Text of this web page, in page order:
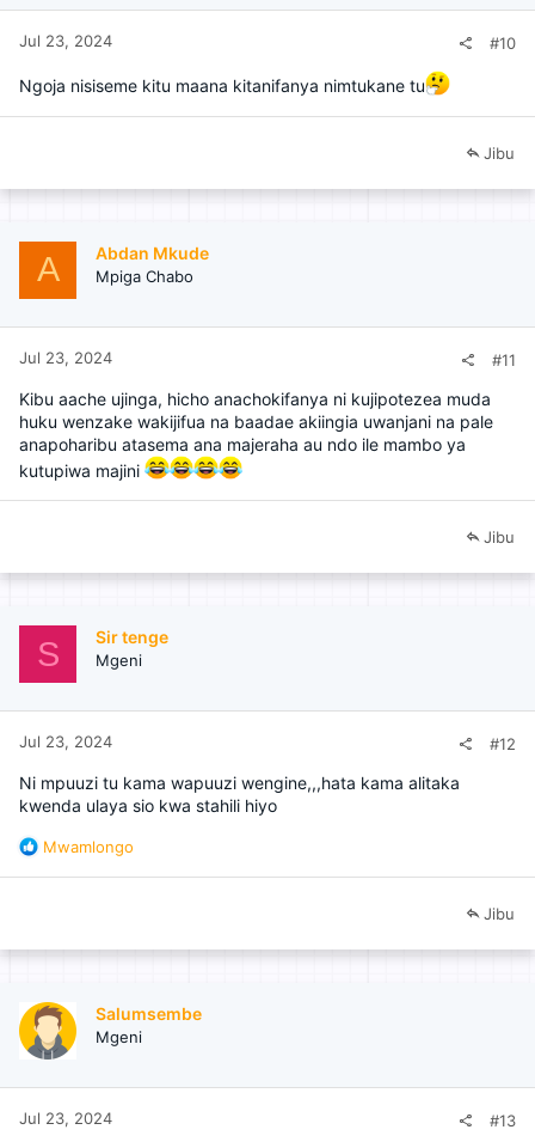
Jul 23, 2024 #10
Ngoja nisiseme kitu maana kitanifanya nimtukane tu
Jibu
A Abdan Mkude
Mpiga Chabo
Jul 23, 2024 #11
Kibu aache ujinga, hicho anachokifanya ni kujipotezea muda
huku wenzake wakijifua na baadae akiingia uwanjani na pale
anapoharibu atasema ana majeraha au ndo ile mambo ya
kutupiwa majini
Jibu
S Sir tenge
Mgeni
Jul 23, 2024 #12
Ni mpuuzi tu kama wapuuzi wengine,,,hata kama alitaka
kwenda ulaya sio kwa stahili hiyo
R
i
s
:
Mwamlongo
Jibu
Salumsembe
Mgeni
Jul 23, 2024 #13